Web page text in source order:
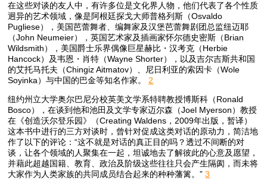
在这些对谈的友人中，有许多位是文化界人物，他们代表了各个性质
迥异的艺术领域，像是阿根廷探戈大师普格列斯（Osvaldo
Pugliese），美国芭蕾舞者、编舞家及汉堡芭蕾舞剧团总监纽迈耶
（John Neumeier），英国艺术家及插画家怀尔德史密斯（Brian
Wildsmith），美国爵士乐界偶像巨星赫比・汉考克（Herbie
Hancock）及韦恩・肖特（Wayne Shorter），以及吉尔吉斯共和国
的艾托马托夫（Chingiz Aitmatov）、尼日利亚的索因卡（Wole
Soyinka）与中国的巴金等知名作家。 2
纽约州立大学奥尔巴尼分校英美文学系特聘教授博斯科（Ronald
Bosco），在谈到他和池田及文学专家迈尔森（Joel Myerson）教授
在《创造沃尔登乐园》（Creating Waldens，2009年出版，暂译）
这本书中进行的三方对谈时，曾针对促成这类对话的原动力，简洁地
作了以下的评论：“这不就是对话的真正目的吗？透过不间断的对
谈，让各个领域的人聚集在一起，坦诚地去了解彼此的心意及愿望，
并藉此超越国籍、教育、政治及阶级这些往往只会产生隔阂，而未将
大家作为人类家族的共同成员结合起来的种种藩篱。”3